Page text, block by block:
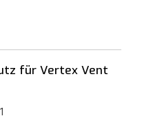
für Vertex Vent